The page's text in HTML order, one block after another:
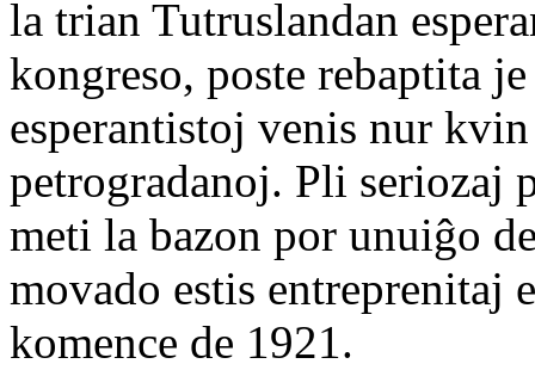
la trian Tutruslandan
kongreso, poste rebaptita
esperantistoj venis nur
petrogradanoj. Pli seriozaj
meti la bazon por unuiĝo
movado estis entreprenitaj
komence de 1921.